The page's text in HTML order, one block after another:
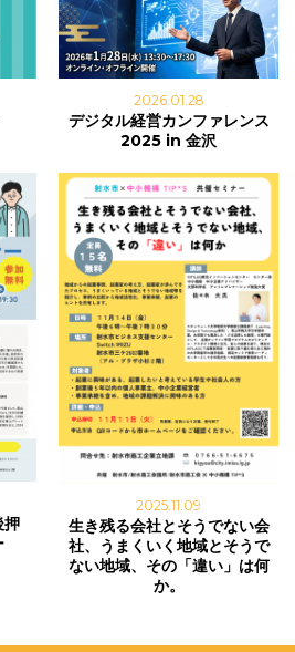
2026.01.28
デジタル経営カンファレンス
2025 in 金沢
押
2025.11.09
生き残る会社とそうでない会
社、うまくいく地域とそうで
ない地域、その「違い」は何
か。